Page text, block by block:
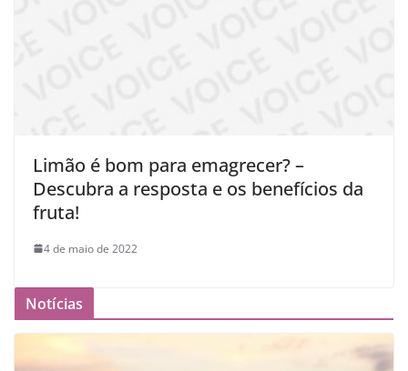
Limão é bom para emagrecer? –
Descubra a resposta e os benefícios da
fruta!
4 de maio de 2022
Notícias